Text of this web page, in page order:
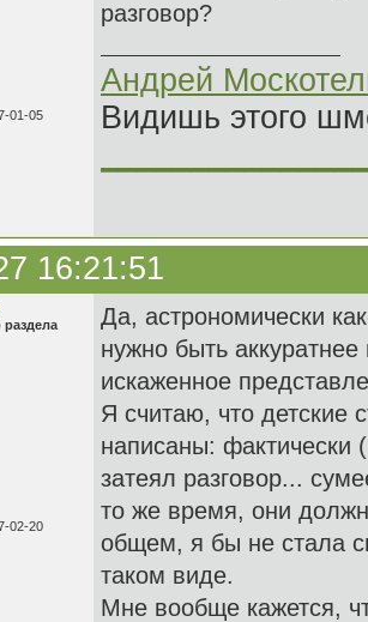
01-05
разговор?
Андрей
Видишь этого
16:21:51
раздела
02-20
Да, астрономически
нужно быть
искаженное
Я считаю, что детские
написаны: фактически
затеял разговор...
то же время, они
общем, я бы не стала
таком виде.
Мне вообще кажется,